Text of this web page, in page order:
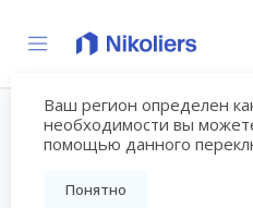
Ваш регион определен
необходимости вы
помощью данного
Понятно
I квартал
| Жилая